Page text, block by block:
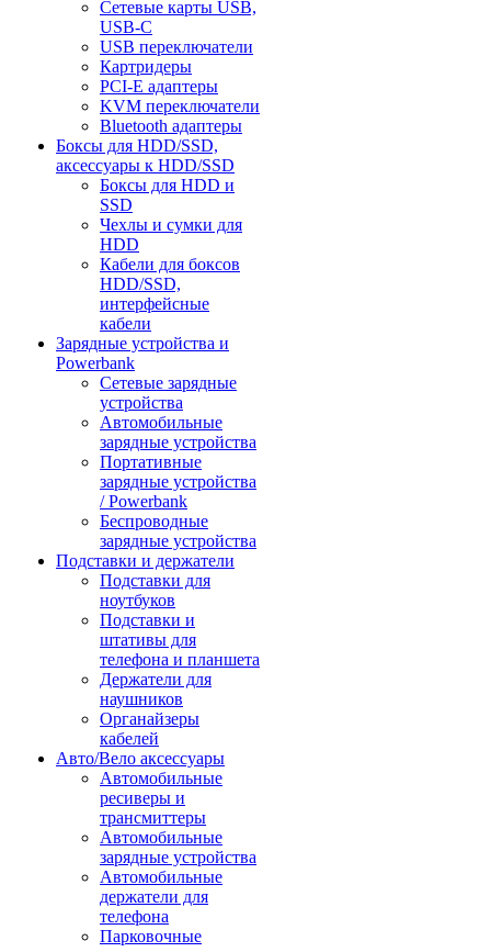
Сетевые карты USB,
USB-C
USB переключатели
Картридеры
PCI-E адаптеры
KVM переключатели
Bluetooth адаптеры
Боксы для HDD/SSD,
аксессуары к HDD/SSD
Боксы для HDD и
SSD
Чехлы и сумки для
HDD
Кабели для боксов
HDD/SSD,
интерфейсные
кабели
Зарядные устройства и
Powerbank
Сетевые зарядные
устройства
Автомобильные
зарядные устройства
Портативные
зарядные устройства
/ Powerbank
Беспроводные
зарядные устройства
Подставки и держатели
Подставки для
ноутбуков
Подставки и
штативы для
телефона и планшета
Держатели для
наушников
Органайзеры
кабелей
Авто/Вело аксессуары
Автомобильные
ресиверы и
трансмиттеры
Автомобильные
зарядные устройства
Автомобильные
держатели для
телефона
Парковочные